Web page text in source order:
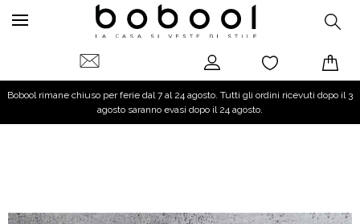
Bobool rimane chiuso per ferie dal 7 al 24 agosto. Tutti gli ordini ricevuti dopo il 3
agosto saranno evasi dopo il 24 agosto.